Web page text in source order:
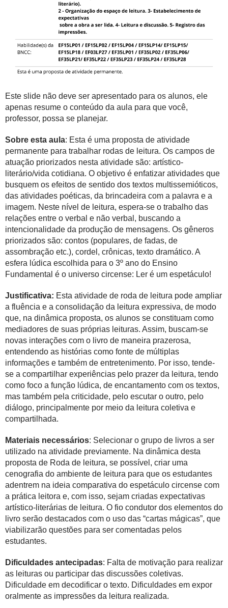
Este slide não deve ser apresentado para os alunos, ele
apenas resume o conteúdo da aula para que você,
professor, possa se planejar.
Sobre esta aula: Esta é uma proposta de atividade
permanente para trabalhar rodas de leitura. Os campos de
atuação priorizados nesta atividade são: artístico-
literário/vida cotidiana. O objetivo é enfatizar atividades que
busquem os efeitos de sentido dos textos multissemióticos,
das atividades poéticas, da brincadeira com a palavra e a
imagem. Neste nível de leitura, espera-se o trabalho das
relações entre o verbal e não verbal, buscando a
intencionalidade da produção de mensagens. Os gêneros
priorizados são: contos (populares, de fadas, de
assombração etc.), cordel, crônicas, texto dramático. A
esfera lúdica escolhida para o 3º ano do Ensino
Fundamental é o universo circense: Ler é um espetáculo!
Justificativa: Esta atividade de roda de leitura pode ampliar
a fluência e a consolidação da leitura expressiva, de modo
que, na dinâmica proposta, os alunos se constituam como
mediadores de suas próprias leituras. Assim, buscam-se
novas interações com o livro de maneira prazerosa,
entendendo as histórias como fonte de múltiplas
informações e também de entretenimento. Por isso, tende-
se a compartilhar experiências pelo prazer da leitura, tendo
como foco a função lúdica, de encantamento com os textos,
mas também pela criticidade, pelo escutar o outro, pelo
diálogo, principalmente por meio da leitura coletiva e
compartilhada.
Materiais necessários: Selecionar o grupo de livros a ser
utilizado na atividade previamente. Na dinâmica desta
proposta de Roda de leitura, se possível, criar uma
cenografia do ambiente de leitura para que os estudantes
adentrem na ideia comparativa do espetáculo circense com
a prática leitora e, com isso, sejam criadas expectativas
artístico-literárias de leitura. O fio condutor dos elementos do
livro serão destacados com o uso das “cartas mágicas”, que
viabilizarão questões para ser comentadas pelos
estudantes.
Dificuldades antecipadas: Falta de motivação para realizar
as leituras ou participar das discussões coletivas.
Dificuldade em decodificar o texto. Dificuldades em expor
oralmente as impressões da leitura realizada.